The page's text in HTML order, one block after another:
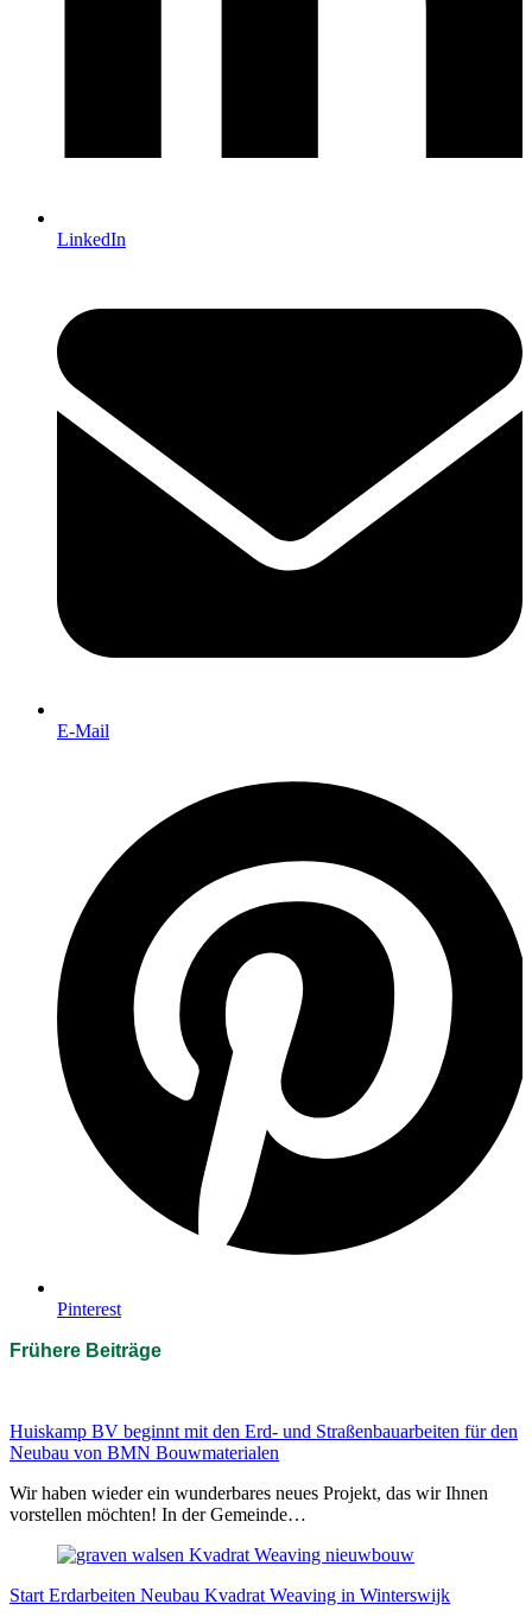
LinkedIn
E-Mail
Pinterest
Frühere Beiträge
Huiskamp BV beginnt mit den Erd- und Straßenbauarbeiten für den
Neubau von BMN Bouwmaterialen
Wir haben wieder ein wunderbares neues Projekt, das wir Ihnen
vorstellen möchten! In der Gemeinde…
Start Erdarbeiten Neubau Kvadrat Weaving in Winterswijk